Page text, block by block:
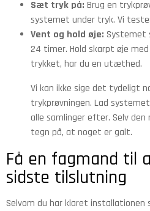
Sæt tryk på: Brug en
systemet under tryk. Vi
Vent og hold øje: Systemet
24 timer. Hold skarpt øje
trykket, har du en utæthed.
Vi kan ikke sige det tydeligt
trykprøvningen. Lad
alle samlinger efter. Selv
tegn på, at noget er galt.
Få en fagmand til
sidste tilslutning
Selvom du har klaret